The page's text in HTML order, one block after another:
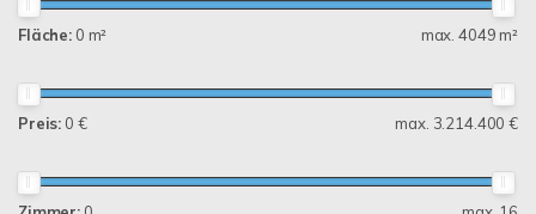
Fläche: 0 m² max. 4049 m²
Preis: 0 € max. 3.214.400 €